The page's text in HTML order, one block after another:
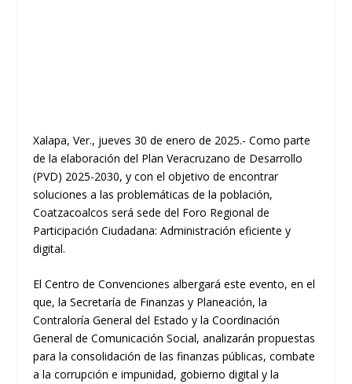
Xalapa, Ver., jueves 30 de enero de 2025.- Como parte
de la elaboración del Plan Veracruzano de Desarrollo
(PVD) 2025-2030, y con el objetivo de encontrar
soluciones a las problemáticas de la población,
Coatzacoalcos será sede del Foro Regional de
Participación Ciudadana: Administración eficiente y
digital.
El Centro de Convenciones albergará este evento, en el
que, la Secretaría de Finanzas y Planeación, la
Contraloría General del Estado y la Coordinación
General de Comunicación Social, analizarán propuestas
para la consolidación de las finanzas públicas, combate
a la corrupción e impunidad, gobierno digital y la